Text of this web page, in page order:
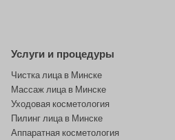
Услуги и процедуры
Чистка лица в Минске
Массаж лица в Минске
Уходовая косметология
Пилинг лица в Минске
Аппаратная косметология